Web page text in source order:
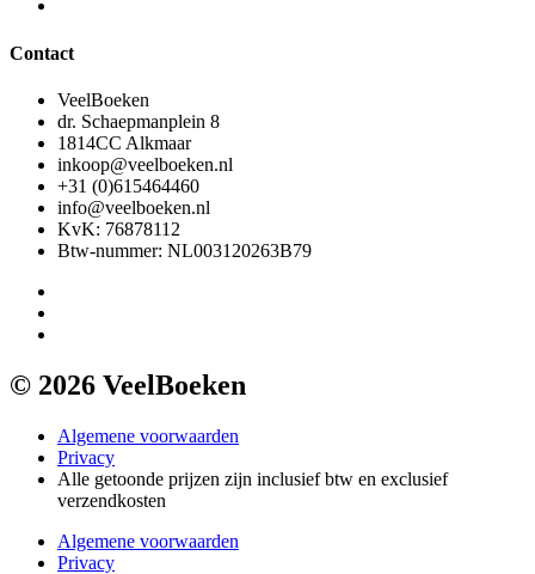
Contact
VeelBoeken
dr. Schaepmanplein 8
1814CC Alkmaar
inkoop@veelboeken.nl
+31 (0)615464460
info@veelboeken.nl
KvK: 76878112
Btw-nummer: NL003120263B79
© 2026 VeelBoeken
Algemene voorwaarden
Privacy
Alle getoonde prijzen zijn inclusief btw en exclusief
verzendkosten
Algemene voorwaarden
Privacy